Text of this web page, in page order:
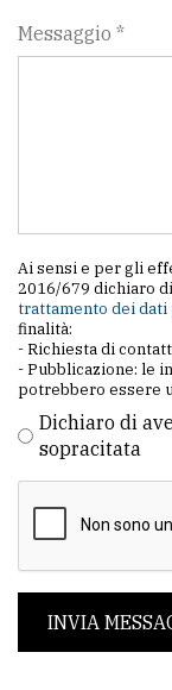
Messaggio *
Ai sensi e per gli
2016/679 dichiaro
trattamento dei
finalità:
- Richiesta di
- Pubblicazione: le
potrebbero essere
Dichiaro di
sopracitata
INVIA